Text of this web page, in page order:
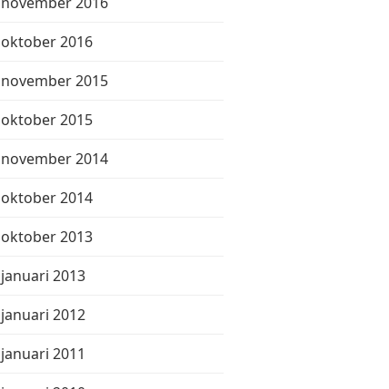
oktober 2016
november 2015
oktober 2015
november 2014
oktober 2014
oktober 2013
januari 2013
januari 2012
januari 2011